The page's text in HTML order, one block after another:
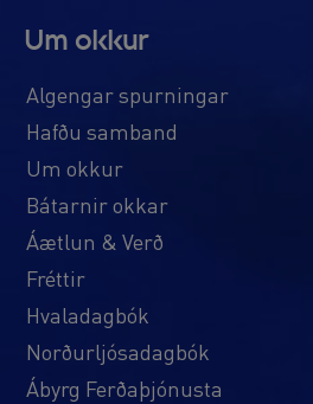
Um okkur
Algengar spurningar
Hafðu samband
Um okkur
Bátarnir okkar
Áætlun & Verð
Fréttir
Hvaladagbók
Norðurljósadagbók
Ábyrg Ferðaþjónusta